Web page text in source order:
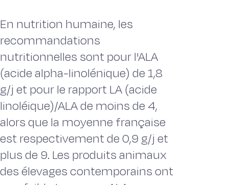
En nutrition humaine, les
recommandations
nutritionnelles sont pour l'ALA
(acide alpha-linolénique) de 1,8
g/j et pour le rapport LA (acide
linoléique)/ALA de moins de 4,
alors que la moyenne française
est respectivement de 0,9 g/j et
plus de 9. Les produits animaux
des élevages contemporains ont